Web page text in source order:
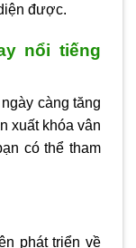
được.
nổi tiếng
càng tăng
xuất khóa vân
có thể tham
phát triển về